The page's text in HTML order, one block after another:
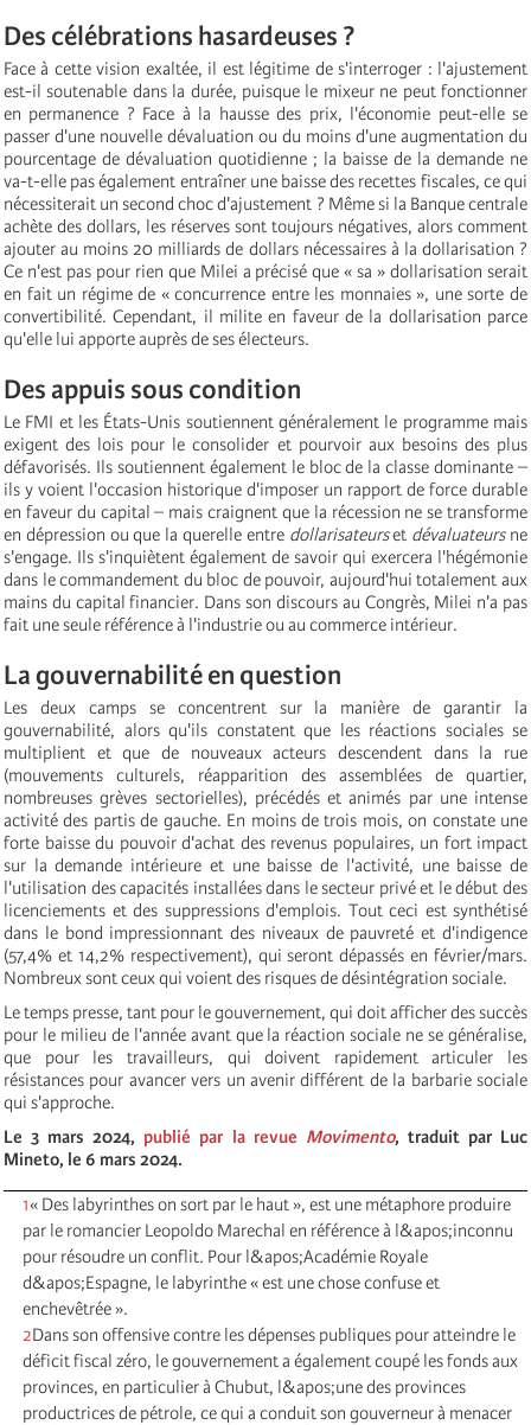
Des célébrations hasardeuses ?
Face à cette vision exaltée, il est légitime de s'interroger : l'ajustement
est-il soutenable dans la durée, puisque le mixeur ne peut fonctionner
en permanence ? Face à la hausse des prix, l'économie peut-elle se
passer d'une nouvelle dévaluation ou du moins d'une augmentation du
pourcentage de dévaluation quotidienne ; la baisse de la demande ne
va-t-elle pas également entraîner une baisse des recettes fiscales, ce qui
nécessiterait un second choc d'ajustement ? Même si la Banque centrale
achète des dollars, les réserves sont toujours négatives, alors comment
ajouter au moins 20 milliards de dollars nécessaires à la dollarisation ?
Ce n'est pas pour rien que Milei a précisé que « sa » dollarisation serait
en fait un régime de « concurrence entre les monnaies », une sorte de
convertibilité. Cependant, il milite en faveur de la dollarisation parce
qu'elle lui apporte auprès de ses électeurs.
Des appuis sous condition
Le FMI et les États-Unis soutiennent généralement le programme mais
exigent des lois pour le consolider et pourvoir aux besoins des plus
défavorisés. Ils soutiennent également le bloc de la classe dominante –
ils y voient l'occasion historique d'imposer un rapport de force durable
en faveur du capital – mais craignent que la récession ne se transforme
en dépression ou que la querelle entre dollarisateurset dévaluateurs ne
s'engage. Ils s'inquiètent également de savoir qui exercera l'hégémonie
dans le commandement du bloc de pouvoir, aujourd'hui totalement aux
mains du capital financier. Dans son discours au Congrès, Milei n'a pas
fait une seule référence à l'industrie ou au commerce intérieur.
La gouvernabilité en question
Les deux camps se concentrent sur la manière de garantir la
gouvernabilité, alors qu'ils constatent que les réactions sociales se
multiplient et que de nouveaux acteurs descendent dans la rue
(mouvements culturels, réapparition des assemblées de quartier,
nombreuses grèves sectorielles), précédés et animés par une intense
activité des partis de gauche. En moins de trois mois, on constate une
forte baisse du pouvoir d'achat des revenus populaires, un fort impact
sur la demande intérieure et une baisse de l'activité, une baisse de
l'utilisation des capacités installées dans le secteur privé et le début des
licenciements et des suppressions d'emplois. Tout ceci est synthétisé
dans le bond impressionnant des niveaux de pauvreté et d'indigence
(57,4% et 14,2% respectivement), qui seront dépassés en février/mars.
Nombreux sont ceux qui voient des risques de désintégration sociale.
Le temps presse, tant pour le gouvernement, qui doit afficher des succès
pour le milieu de l'année avant que la réaction sociale ne se généralise,
que pour les travailleurs, qui doivent rapidement articuler les
résistances pour avancer vers un avenir différent de la barbarie sociale
qui s'approche.
Le 3 mars 2024, publié par la revue Movimento, traduit par Luc
Mineto, le 6 mars 2024.
1« Des labyrinthes on sort par le haut », est une métaphore produire
par le romancier Leopoldo Marechal en référence à l&apos;inconnu
pour résoudre un conflit. Pour l&apos;Académie Royale
d&apos;Espagne, le labyrinthe « est une chose confuse et
enchevêtrée ».
2Dans son offensive contre les dépenses publiques pour atteindre le
déficit fiscal zéro, le gouvernement a également coupé les fonds aux
provinces, en particulier à Chubut, l&apos;une des provinces
productrices de pétrole, ce qui a conduit son gouverneur à menacer